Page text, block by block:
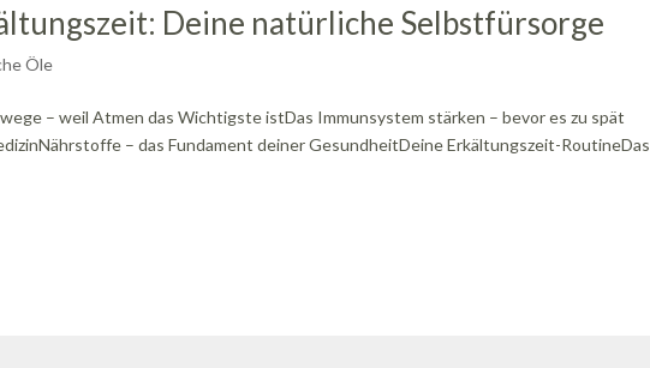
Deine natürliche Selbstfürsorge
Öle
– weil Atmen das Wichtigste istDas Immunsystem stärken – bevor es zu spät
– das Fundament deiner GesundheitDeine Erkältungszeit-RoutineDas